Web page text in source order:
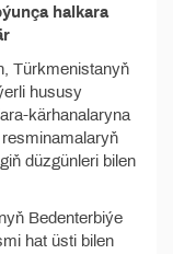
halkara
Türkmenistanyň
hususy
kärhanalaryna
düzgünleri bilen
Bedenterbiýe
hat üsti bilen